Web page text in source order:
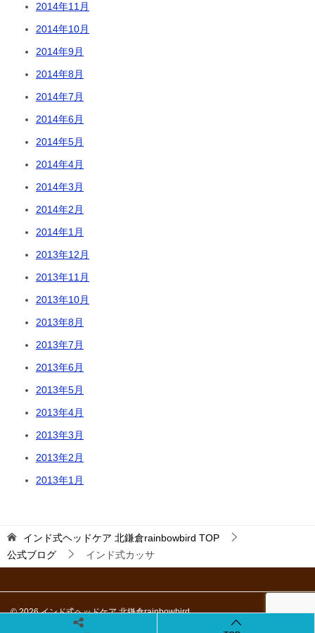
2014年11月
2014年10月
2014年9月
2014年8月
2014年7月
2014年6月
2014年5月
2014年4月
2014年3月
2014年2月
2014年1月
2013年12月
2013年11月
2013年10月
2013年8月
2013年7月
2013年6月
2013年5月
2013年4月
2013年3月
2013年2月
2013年1月
インド式ヘッドケア 北鎌倉rainbowbird TOP
公式ブログ
インド式カッサ
© 2026 インド式ヘッドケア 北鎌倉rainbowbird